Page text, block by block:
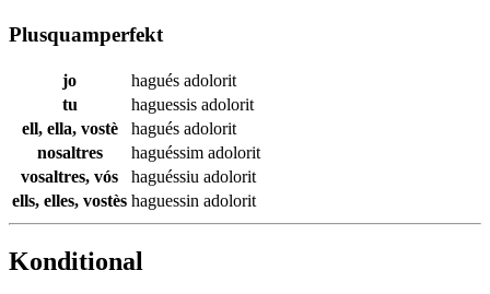
Plusquamperfekt
jo hagués adolorit
tu
haguessis adolorit
ell, ella, vostè
hagués adolorit
nosaltres
haguéssim adolorit
vosaltres, vós
haguéssiu adolorit
ells, elles, vostès haguessin adolorit
Konditional